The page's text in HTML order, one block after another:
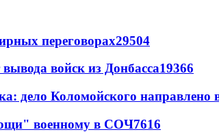
переговорах29504
войск из Донбасса19366
дело Коломойского направлено
военному в СОЧ7616